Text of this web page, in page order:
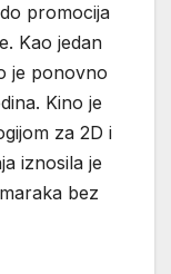
promocija
Kao jedan
je ponovno
Kino je
za 2D i
iznosila je
bez